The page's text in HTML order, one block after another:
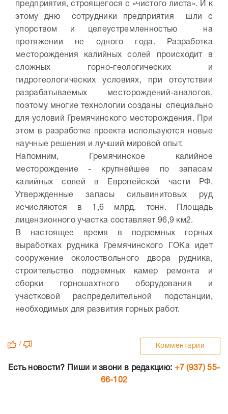
предприятия, строящегося с «чистого листа». И к
этому дню сотрудники предприятия шли с
упорством и целеустремленностью на
протяжении не одного года. Разработка
месторождения калийных солей происходит в
сложных горно-геологических и
гидрогеологических условиях, при отсутствии
разрабатываемых месторождений-аналогов,
поэтому многие технологии созданы специально
для условий Гремячинского месторождения. При
этом в разработке проекта используются новые
научные решения и лучший мировой опыт.
Напомним, Гремячинское калийное
месторождение - крупнейшее по запасам
калийных солей в Европейской части РФ.
Утвержденные запасы сильвинитовых руд
исчисляются в 1,6 млрд. тонн. Площадь
лицензионного участка составляет 96,9 км2.
В настоящее время в подземных горных
выработках рудника Гремячинского ГОКа идет
сооружение околоствольного двора рудника,
строительство подземных камер ремонта и
сборки горношахтного оборудования и
участковой распределительной подстанции,
необходимых для развития горных работ.
/ Комментарии
Есть новости? Пиши и звони в редакцию: +7 (937) 55-
66-102